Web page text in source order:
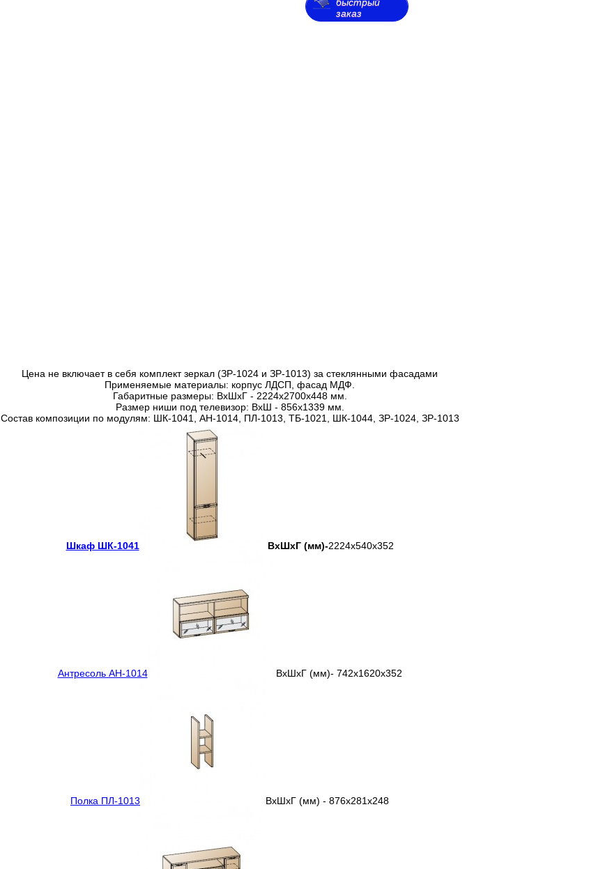
заказ
Цена не включает в себя комплект зеркал (ЗР-1024 и ЗР-1013) за стеклянными фасадами
Применяемые материалы: корпус ЛДСП, фасад МДФ.
Габаритные размеры: ВхШхГ - 2224х2700х448 мм.
Размер ниши под телевизор: ВхШ - 856х1339 мм.
Состав композиции по модулям: ШК-1041, АН-1014, ПЛ-1013, ТБ-1021, ШК-1044, ЗР-1024, ЗР-1013
Шкаф ШК-1041 ВхШхГ (мм)-2224х540х352
Антресоль АН-1014 ВхШхГ (мм)- 742х1620х352
Полка ПЛ-1013 ВхШхГ (мм) - 876х281х248